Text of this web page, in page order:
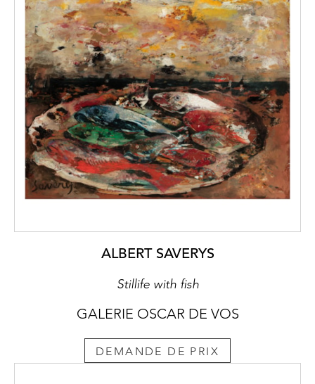
ALBERT SAVERYS
Stillife with fish
GALERIE OSCAR DE VOS
DEMANDE DE PRIX